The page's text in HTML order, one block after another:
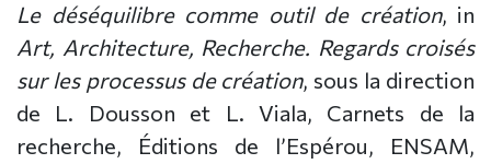
Le déséquilibre comme outil de création, in
Art, Architecture, Recherche. Regards croisés
sur les processus de création, sous la direction
de L. Dousson et L. Viala, Carnets de la
recherche, Éditions de l’Espérou, ENSAM,